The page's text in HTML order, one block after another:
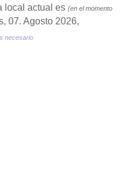
local actual es (en el momento
07. Agosto 2026,
necesario